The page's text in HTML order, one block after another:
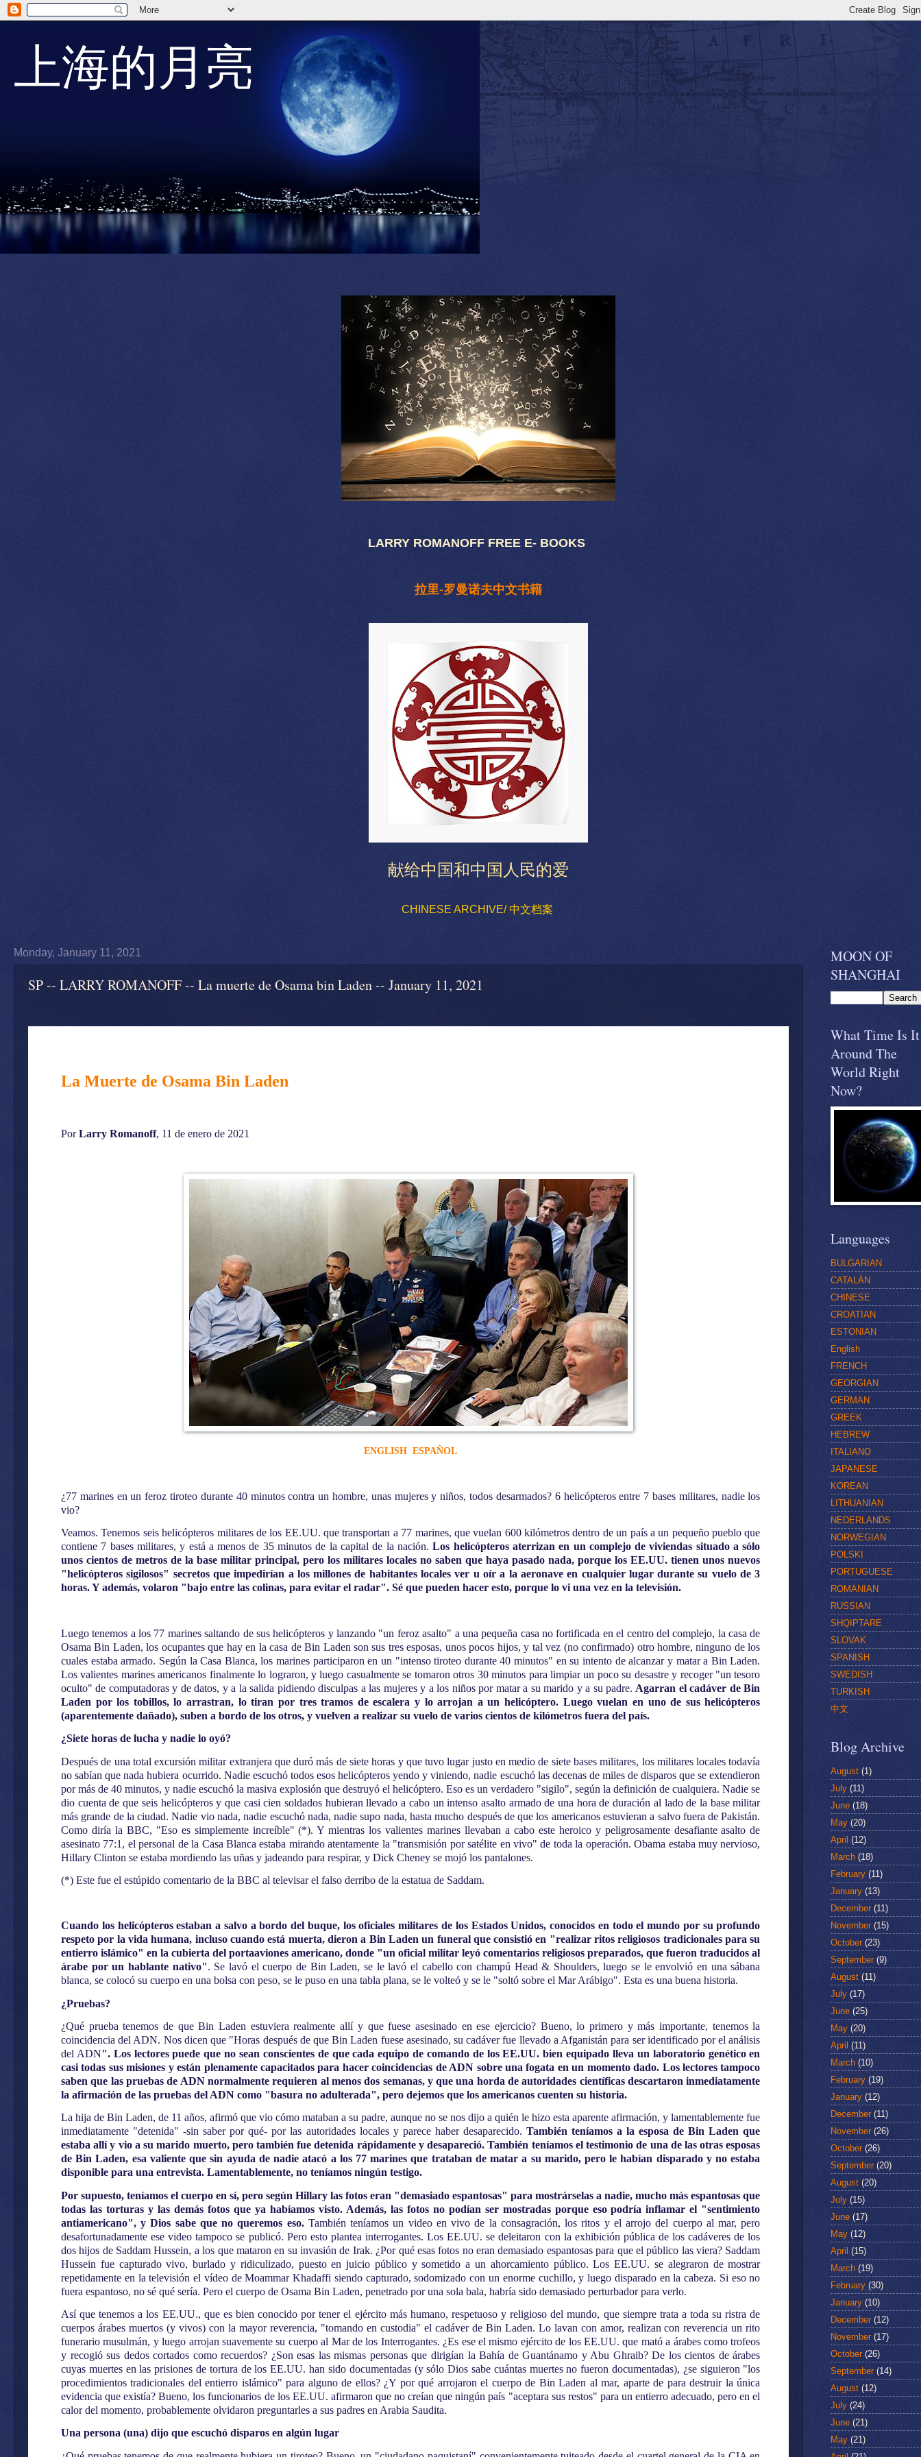
上海的月亮
LARRY ROMANOFF FREE E- BOOKS
拉里-罗曼诺夫中文书籍
献给中国和中国人民的爱
CHINESE ARCHIVE/ 中文档案
Monday, January 11, 2021
SP -- LARRY ROMANOFF -- La muerte de Osama bin Laden -- January 11, 2021
La Muerte de Osama Bin Laden
PorLarry Romanoff, 11 de enero de 2021
ENGLISH ESPAÑOL
¿77 marines en un feroz tiroteo durante 40 minutos contra un hombre, unas mujeres y niños, todos desarmados? 6 helicópteros entre 7 bases militares, nadie los
vio?
Veamos. Tenemos seis helicópteros militares de los EE.UU. que transportan a 77 marines, que vuelan 600 kilómetros dentro de un país a un pequeño pueblo que
contiene 7 bases militares, y está a menos de 35 minutos de la capital de la nación.Los helicópteros aterrizan en un complejo de viviendas situado a sólo
unos cientos de metros de la base militar principal, pero los militares locales no saben que haya pasado nada, porque los EE.UU. tienen unos nuevos
"helicópteros sigilosos" secretos que impedirían a los millones de habitantes locales ver u oír a la aeronave en cualquier lugar durante su vuelo de 3
horas. Y además, volaron "bajo entre las colinas, para evitar el radar". Sé que pueden hacer esto, porque lo vi una vez en la televisión.
Luego tenemos a los 77 marines saltando de sus helicópteros y lanzando "un feroz asalto" a una pequeña casa no fortificada en el centro del complejo, la casa de
Osama Bin Laden, los ocupantes que hay en la casa de Bin Laden son sus tres esposas, unos pocos hijos, y tal vez (no confirmado) otro hombre, ninguno de los
cuales estaba armado. Según la Casa Blanca, los marines participaron en un "intenso tiroteo durante 40 minutos" en su intento de alcanzar y matar a Bin Laden.
Los valientes marines americanos finalmente lo lograron, y luego casualmente se tomaron otros 30 minutos para limpiar un poco su desastre y recoger "un tesoro
oculto" de computadoras y de datos, y a la salida pidiendo disculpas a las mujeres y a los niños por matar a su marido y a su padre. Agarran el cadáver de Bin
Laden por los tobillos, lo arrastran, lo tiran por tres tramos de escalera y lo arrojan a un helicóptero. Luego vuelan en uno de sus helicópteros
(aparentemente dañado), suben a bordo de los otros, y vuelven a realizar su vuelo de varios cientos de kilómetros fuera del país.
¿Siete horas de lucha y nadie lo oyó?
Después de una total excursión militar extranjera que duró más de siete horas y que tuvo lugar justo en medio de siete bases militares, los militares locales todavía
no sabían que nada hubiera ocurrido. Nadie escuchó todos esos helicópteros yendo y viniendo, nadie escuchó las decenas de miles de disparos que se extendieron
por más de 40 minutos, y nadie escuchó la masiva explosión que destruyó el helicóptero. Eso es un verdadero "sigilo", según la definición de cualquiera. Nadie se
dio cuenta de que seis helicópteros y que casi cien soldados hubieran llevado a cabo un intenso asalto armado de una hora de duración al lado de la base militar
más grande de la ciudad. Nadie vio nada, nadie escuchó nada, nadie supo nada, hasta mucho después de que los americanos estuvieran a salvo fuera de Pakistán.
Como diría la BBC, "Eso es simplemente increíble" (*). Y mientras los valientes marines llevaban a cabo este heroico y peligrosamente desafiante asalto de
asesinato 77:1, el personal de la Casa Blanca estaba mirando atentamente la "transmisión por satélite en vivo" de toda la operación. Obama estaba muy nervioso,
Hillary Clinton se estaba mordiendo las uñas y jadeando para respirar, y Dick Cheney se mojó los pantalones.
(*) Este fue el estúpido comentario de la BBC al televisar el falso derribo de la estatua de Saddam.
Cuando los helicópteros estaban a salvo a bordo del buque, los oficiales militares de los Estados Unidos, conocidos en todo el mundo por su profundo
respeto por la vida humana, incluso cuando está muerta, dieron a Bin Laden un funeral que consistió en "realizar ritos religiosos tradicionales para su
entierro islámico" en la cubierta del portaaviones americano, donde "un oficial militar leyó comentarios religiosos preparados, que fueron traducidos al
árabe por un hablante nativo". Se lavó el cuerpo de Bin Laden, se le lavó el cabello con champú Head & Shoulders, luego se le envolvió en una sábana
blanca, se colocó su cuerpo en una bolsa con peso, se le puso en una tabla plana, se le volteó y se le "soltó sobre el Mar Arábigo". Esta es una buena historia.
¿Pruebas?
¿Qué prueba tenemos de que Bin Laden estuviera realmente allí y que fuese asesinado en ese ejercicio? Bueno, lo primero y más importante, tenemos la
coincidencia del ADN. Nos dicen que "Horas después de que Bin Laden fuese asesinado, su cadáver fue llevado a Afganistán para ser identificado por el análisis
del ADN". Los lectores puede que no sean conscientes de que cada equipo de comando de los EE.UU. bien equipado lleva un laboratorio genético en
casi todas sus misiones y están plenamente capacitados para hacer coincidencias de ADN sobre una fogata en un momento dado. Los lectores tampoco
saben que las pruebas de ADN normalmente requieren al menos dos semanas, y que una horda de autoridades científicas descartaron inmediatamente
la afirmación de las pruebas del ADN como "basura no adulterada", pero dejemos que los americanos cuenten su historia.
La hija de Bin Laden, de 11 años, afirmó que vio cómo mataban a su padre, aunque no se nos dijo a quién le hizo esta aparente afirmación, y lamentablemente fue
inmediatamente "detenida" -sin saber por qué- por las autoridades locales y parece haber desaparecido. También teníamos a la esposa de Bin Laden que
estaba allí y vio a su marido muerto, pero también fue detenida rápidamente y desapareció. También teníamos el testimonio de una de las otras esposas
de Bin Laden, esa valiente que sin ayuda de nadie atacó a los 77 marines que trataban de matar a su marido, pero le habían disparado y no estaba
disponible para una entrevista. Lamentablemente, no teníamos ningún testigo.
Por supuesto, teníamos el cuerpo en sí, pero según Hillary las fotos eran "demasiado espantosas" para mostrárselas a nadie, mucho más espantosas que
todas las torturas y las demás fotos que ya habíamos visto. Además, las fotos no podían ser mostradas porque eso podría inflamar el "sentimiento
antiamericano", y Dios sabe que no queremos eso.También teníamos un video en vivo de la consagración, los ritos y el arrojo del cuerpo al mar, pero
desafortunadamente ese video tampoco se publicó. Pero esto plantea interrogantes. Los EE.UU. se deleitaron con la exhibición pública de los cadáveres de los
dos hijos de Saddam Hussein, a los que mataron en su invasión de Irak. ¿Por qué esas fotos no eran demasiado espantosas para que el público las viera? Saddam
Hussein fue capturado vivo, burlado y ridiculizado, puesto en juicio público y sometido a un ahorcamiento público. Los EE.UU. se alegraron de mostrar
repetidamente en la televisión el vídeo de Moammar Khadaffi siendo capturado, sodomizado con un enorme cuchillo, y luego disparado en la cabeza. Si eso no
fuera espantoso, no sé qué sería. Pero el cuerpo de Osama Bin Laden, penetrado por una sola bala, habría sido demasiado perturbador para verlo.
Así que tenemos a los EE.UU., que es bien conocido por tener el ejército más humano, respetuoso y religioso del mundo, que siempre trata a toda su ristra de
cuerpos árabes muertos (y vivos) con la mayor reverencia, "tomando en custodia" el cadáver de Bin Laden. Lo lavan con amor, realizan con reverencia un rito
funerario musulmán, y luego arrojan suavemente su cuerpo al Mar de los Interrogantes. ¿Es ese el mismo ejército de los EE.UU. que mató a árabes como trofeos
y recogió sus dedos cortados como recuerdos? ¿Son esas las mismas personas que dirigían la Bahía de Guantánamo y Abu Ghraib? De los cientos de árabes
cuyas muertes en las prisiones de tortura de los EE.UU. han sido documentadas (y sólo Dios sabe cuántas muertes no fueron documentadas), ¿se siguieron "los
procedimientos tradicionales del entierro islámico" para alguno de ellos? ¿Y por qué arrojaron el cuerpo de Bin Laden al mar, aparte de para destruir la única
evidencia que existía? Bueno, los funcionarios de los EE.UU. afirmaron que no creían que ningún país "aceptara sus restos" para un entierro adecuado, pero en el
calor del momento, probablemente olvidaron preguntarles a sus padres en Arabia Saudita.
Una persona (una) dijo que escuchó disparos en algún lugar
MOON OF
SHANGHAI
What Time Is It
Around The
World Right
Now?
Languages
BULGARIAN
CATALÁN
CHINESE
CROATIAN
ESTONIAN
English
FRENCH
GEORGIAN
GERMAN
GREEK
HEBREW
ITALIANO
JAPANESE
KOREAN
LITHUANIAN
NEDERLANDS
NORWEGIAN
POLSKI
PORTUGUESE
ROMANIAN
RUSSIAN
SHQIPTARE
SLOVAK
SPANISH
SWEDISH
TURKISH
中文
Blog Archive
August (1)
July (11)
June (18)
May (20)
April (12)
March (18)
February (11)
January (13)
December(11)
November(15)
October(23)
September(9)
August (11)
July (17)
June (25)
May (20)
April (11)
March (10)
February (19)
January (12)
December(11)
November(26)
October(26)
September(20)
August (20)
July (15)
June (17)
May (12)
April (15)
March (19)
February (30)
January (10)
December(12)
November(17)
October(26)
September(14)
August (12)
July (24)
June (21)
May (21)